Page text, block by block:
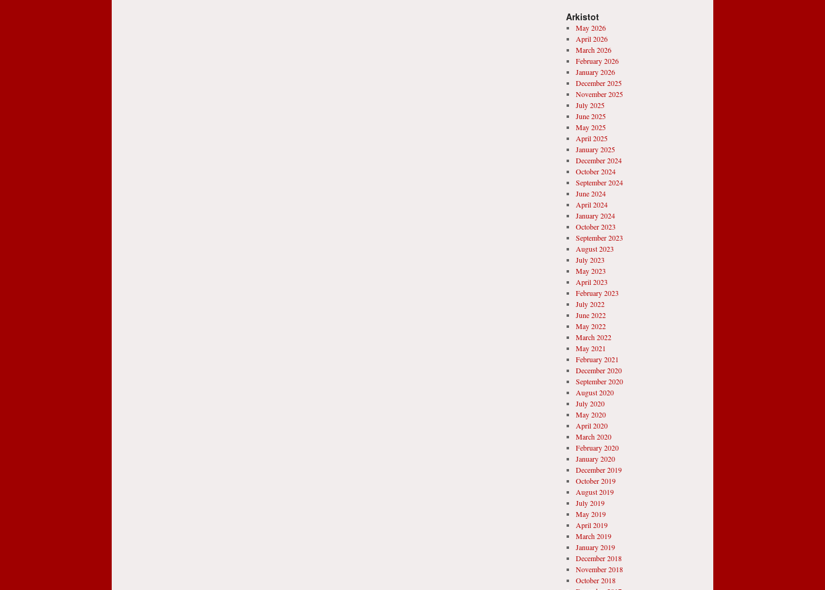
Arkistot
May 2026
April 2026
March 2026
February 2026
January 2026
December 2025
November 2025
July 2025
June 2025
May 2025
April 2025
January 2025
December 2024
October 2024
September 2024
June 2024
April 2024
January 2024
October 2023
September 2023
August 2023
July 2023
May 2023
April 2023
February 2023
July 2022
June 2022
May 2022
March 2022
May 2021
February 2021
December 2020
September 2020
August 2020
July 2020
May 2020
April 2020
March 2020
February 2020
January 2020
December 2019
October 2019
August 2019
July 2019
May 2019
April 2019
March 2019
January 2019
December 2018
November 2018
October 2018